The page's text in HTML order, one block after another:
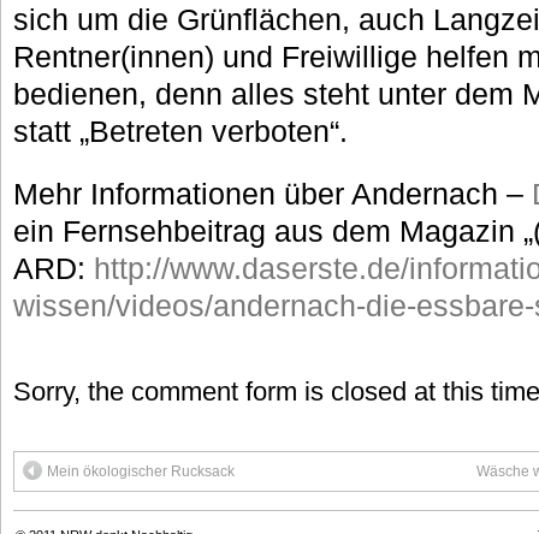
sich um die Grünflächen, auch
Rentner(innen) und Freiwillige helfen
bedienen, denn alles steht unter dem
statt „Betreten verboten“.
Mehr Informationen über Andernach –
ein Fernsehbeitrag aus dem Magazin
ARD: http://www.daserste.de/
wissen/videos/andernach-die-
Sorry, the comment form is closed at this
Mein ökologischer Rucksack Wäsche